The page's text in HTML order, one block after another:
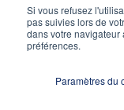
Si vous refusez
pas suivies lors de
dans votre navigateur
préférences.
Paramètres du